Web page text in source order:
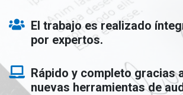
El trabajo es realizado
por expertos.
Rápido y completo gracias
nuevas herramientas de